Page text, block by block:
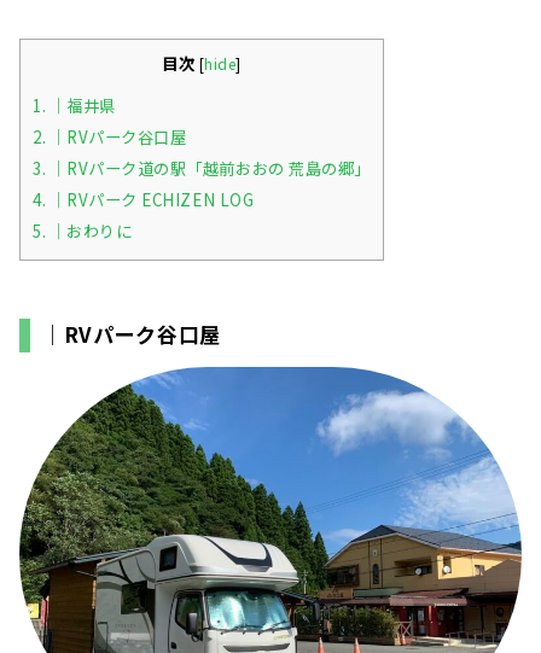
目次 [hide]
1. ｜福井県
2. ｜RVパーク谷口屋
3. ｜RVパーク道の駅「越前おおの 荒島の郷」
4. ｜RVパーク ECHIZEN LOG
5. ｜おわりに
｜RVパーク谷口屋